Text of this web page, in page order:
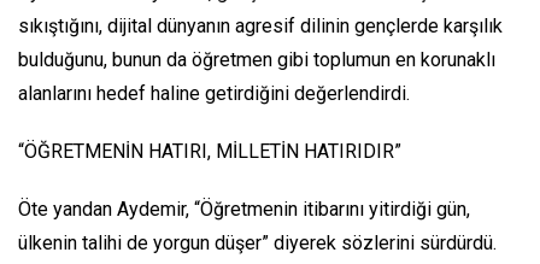
sıkıştığını, dijital dünyanın agresif dilinin gençlerde karşılık
bulduğunu, bunun da öğretmen gibi toplumun en korunaklı
alanlarını hedef haline getirdiğini değerlendirdi.
“ÖĞRETMENİN HATIRI, MİLLETİN HATIRIDIR”
Öte yandan Aydemir, “Öğretmenin itibarını yitirdiği gün,
ülkenin talihi de yorgun düşer” diyerek sözlerini sürdürdü.